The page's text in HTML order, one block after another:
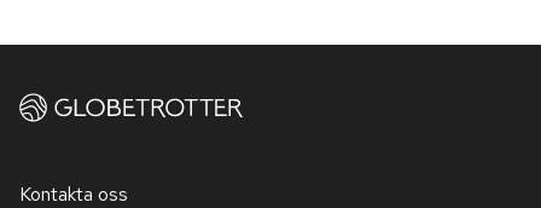
Kontakta oss